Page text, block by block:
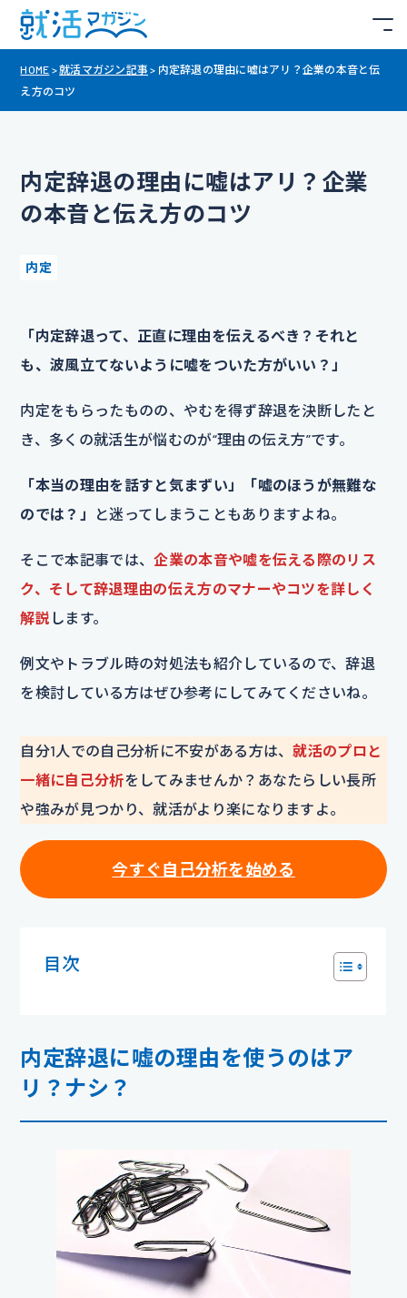
HOME >就活マガジン記事 > 内定辞退の理由に嘘はアリ？企業の本音と伝
え方のコツ
内定辞退の理由に嘘はアリ？企業
の本音と伝え方のコツ
内定
「内定辞退って、正直に理由を伝えるべき？それと
も、波風立てないように嘘をついた方がいい？」
内定をもらったものの、やむを得ず辞退を決断したと
き、多くの就活生が悩むのが“理由の伝え方”です。
「本当の理由を話すと気まずい」「嘘のほうが無難な
のでは？」
と迷ってしまうこともありますよね。
そこで本記事では、企業の本音や嘘を伝える際のリス
ク、そして辞退理由の伝え方のマナーやコツを詳しく
解説 します。
例文やトラブル時の対処法も紹介しているので、辞退
を検討している方はぜひ参考にしてみてくださいね。
自分1人での自己分析に不安がある方は、就活のプロと
一緒に自己分析をしてみませんか？あなたらしい長所
や強みが見つかり、就活がより楽になりますよ。
今すぐ自己分析を始める
目次
内定辞退に嘘の理由を使うのはア
リ？ナシ？